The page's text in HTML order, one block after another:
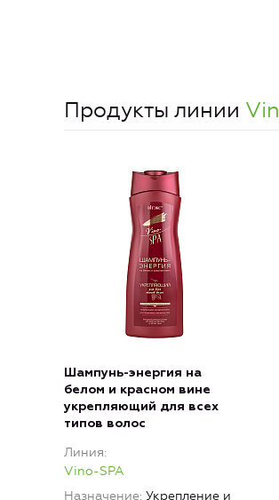
Продукты линии
Шампунь-энергия на
белом и красном вине
укрепляющий для всех
типов волос
Линия
Vino-SPA
Назначение Укрепление и